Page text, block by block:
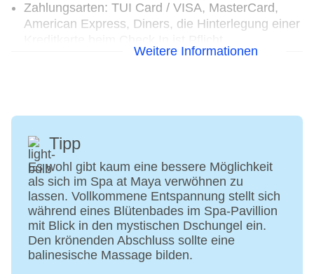
Zahlungsarten: TUI Card / VISA, MasterCard,
American Express, Diners, die Hinterlegung einer
Haustiere nicht erlaubt
Businesscenter: täglich, ohne Gebühr, Sprachen:
englisch
Tagungseinrichtungen: Konferenzräume: 1,
klimatisierte Tagungsräume, Tageslicht,
Tagungsequipment: gegen Gebühr, Barzahlung,
Coffee Breaks: Barzahlung, pro Nutzung/pro
Person ca. 50 USD
Etagen: 3, Zimmer: 108, Nebengebäude: 3
Landeskategorie: 5 Sterne
Weitere Informationen
Tipp
Es wohl gibt kaum eine bessere Möglichkeit
als sich im Spa at Maya verwöhnen zu
lassen. Vollkommene Entspannung stellt sich
während eines Blütenbades im Spa-Pavillion
mit Blick in den mystischen Dschungel ein.
Den krönenden Abschluss sollte eine
balinesische Massage bilden.